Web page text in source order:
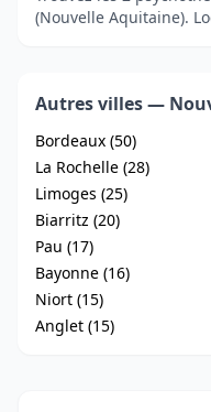
(Nouvelle Aquitaine).
Autres villes —
Bordeaux (50)
La Rochelle (28)
Limoges (25)
Biarritz (20)
Pau (17)
Bayonne (16)
Niort (15)
Anglet (15)